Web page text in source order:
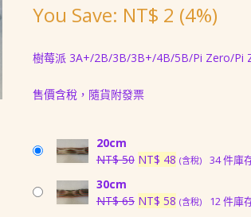
始
格：
NT$ 50。
前
格：
You Save: NT$ 2 (4%)
樹莓派 3A+/2B/3B/3B+/4B/5B/Pi Zero/Pi
售價含稅，隨貨附發票
20cm
NT$50 原
價
格：
NT$ 48目
價
格：
(含稅) 34 件庫
30cm
NT$65 原
NT$ 58目(含稅) 12 件庫